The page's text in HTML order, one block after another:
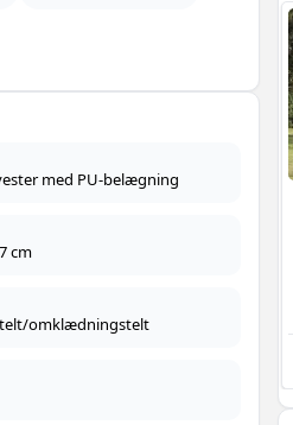
med PU-belægning
cm
omklædningstelt